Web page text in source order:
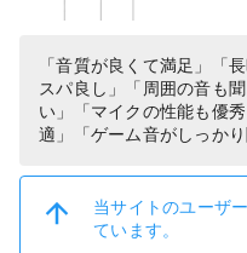
「音質が良くて満足」「
スパ良し」「周囲の音も
い」「マイクの性能も優
適」「ゲーム音がしっかり
当サイトのユーザ
ています。